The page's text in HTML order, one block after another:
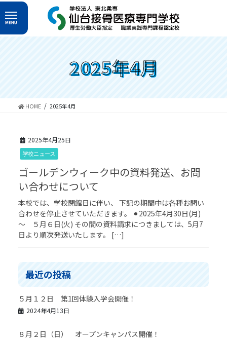
コ
ン
テ
ン
プ
ナ
ビ
ゲ
ー
動
2025年4月
HOME 2025年4月
2025年4月25日
学校ニュース
ゴールデンウィーク中の資料発送、お問
い合わせについて
本校では、学校閉館日に伴い、 下記の期間中は各種お問い
合わせを停止させていただきます。 ⚫︎2025年4月30日(月)
～ ５月６日(火) その間の資料請求につきましては、5月7
日より順次発送いたします。 […]
最近の投稿
５月１２日 第1回体験入学会開催！
2024年4月13日
８月２日（日） オープンキャンパス開催！